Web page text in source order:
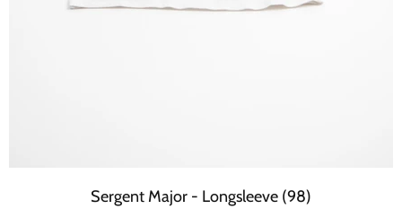
Sergent Major - Longsleeve (98)